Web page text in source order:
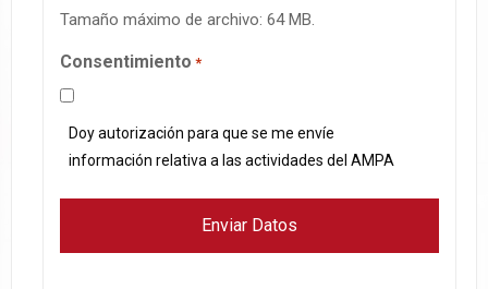
Tamaño máximo de archivo: 64 MB.
Consentimiento *
Doy autorización para que se me envíe
información relativa a las actividades del AMPA